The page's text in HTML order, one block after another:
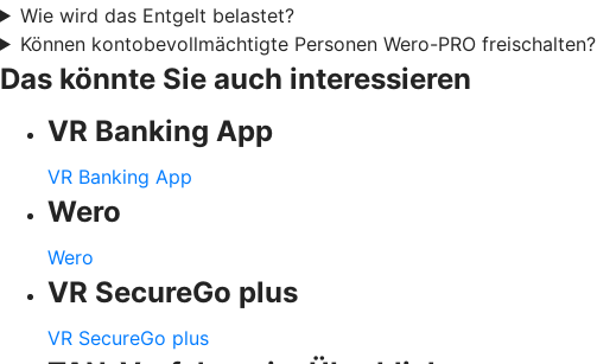
Wie wird das Entgelt belastet?
Können kontobevollmächtigte Personen Wero-PRO freischalten?
Das könnte Sie auch interessieren
VR Banking App
VR Banking App
Wero
Wero
VR SecureGo plus
VR SecureGo plus